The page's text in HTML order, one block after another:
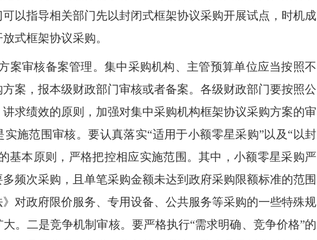
以指导相关部门先以封闭式框架协议采购开展试点，时机成
式框架协议采购。
案审核备案管理。集中采购机构、主管预算单位应当按照不
案，报本级财政部门审核或者备案。各级财政部门要按照公
求绩效的原则，加强对集中采购机构框架协议采购方案的审
实施范围审核。要认真落实“适用于小额零星采购”以及“以封
基本原则，严格把控相应实施范围。其中，小额零星采购严
频次采购，且单笔采购金额未达到政府采购限额标准的范围
对政府限价服务、专用设备、公共服务等采购的一些特殊规
。 二是竞争机制审核。要严格执行“需求明确、竞争价格”的